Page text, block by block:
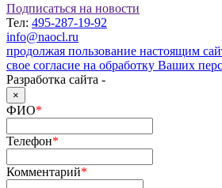
Подписаться на новости
Тел: 495-287-19-92
info@naocl.ru
продолжая пользование настоящим
свое согласие на обработку Ваших
Разработка сайта -
×
ФИО*
Телефон*
Комментарий*